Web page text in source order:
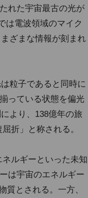
れた宇宙最古の光が
は電波領域のマイク
ざまな情報が刻まれ
粒子であると同時に
っている状態を偏光
より、138億年の旅
折」と称される。
ルギーといった未知
は宇宙のエネルギー
質とされる。一方、